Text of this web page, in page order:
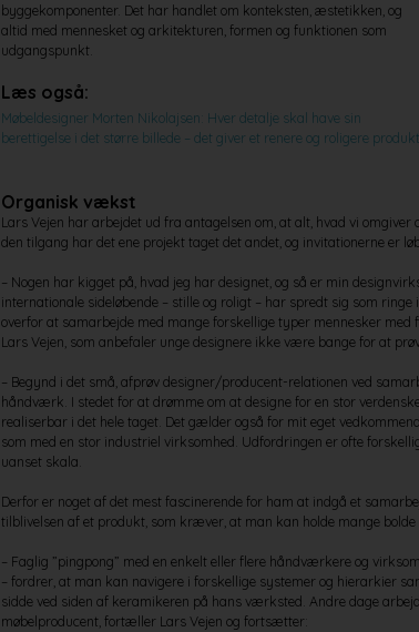
byggekomponenter. Det har handlet om konteksten, æstetikken, og
altid med mennesket og arkitekturen, formen og funktionen som
udgangspunkt.
Læs også:
Møbeldesigner Morten Nikolajsen: Hver detalje skal have sin
berettigelse i det større billede – det giver et renere og roligere produkt
Organisk vækst
Lars Vejen har arbejdet ud fra antagelsen om, at alt, hvad vi
den tilgang har det ene projekt taget det andet, og invitationerne er
– Nogen har kigget på, hvad jeg har designet, og så er min
internationale sideløbende – stille og roligt – har spredt sig som
overfor at samarbejde med mange forskellige typer mennesker
Lars Vejen, som anbefaler unge designere ikke være bange for at
– Begynd i det små, afprøv designer/producent-relationen ved
håndværk. I stedet for at drømme om at designe for en stor
realiserbar i det hele taget. Det gælder også for mit eget
som med en stor industriel virksomhed. Udfordringen er ofte
uanset skala.
Derfor er noget af det mest fascinerende for ham at indgå et
tilblivelsen af et produkt, som kræver, at man kan holde mange bolde
– Faglig ”pingpong” med en enkelt eller flere håndværkere og
– fordrer, at man kan navigere i forskellige systemer og hierarkier
sidde ved siden af keramikeren på hans værksted. Andre dage
møbelproducent, fortæller Lars Vejen og fortsætter: